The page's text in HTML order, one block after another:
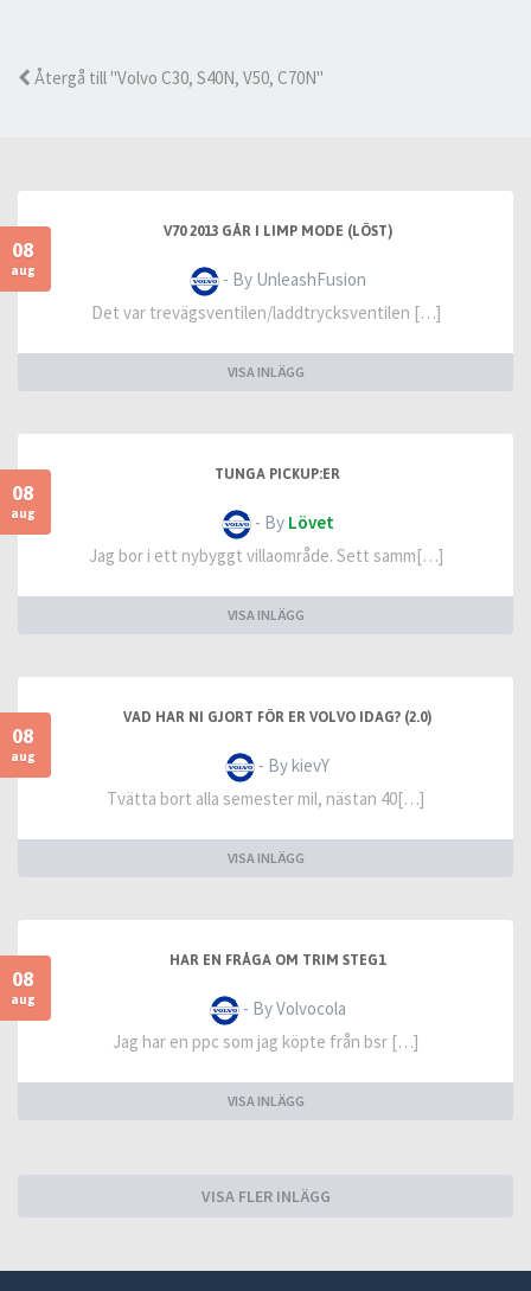
Återgå till "Volvo C30, S40N, V50, C70N"
08
aug
V70 2013 GÅR I LIMP MODE (LÖST)
- By UnleashFusion
Det var trevägsventilen/laddtrycksventilen […]
VISA INLÄGG
08
aug
TUNGA PICKUP:ER
- By Lövet
Jag bor i ett nybyggt villaområde. Sett samm[…]
VISA INLÄGG
08
aug
VAD HAR NI GJORT FÖR ER VOLVO IDAG? (2.0)
- By kievY
Tvätta bort alla semester mil, nästan 40[…]
VISA INLÄGG
08
aug
HAR EN FRÅGA OM TRIM STEG1
- By Volvocola
Jag har en ppc som jag köpte från bsr […]
VISA INLÄGG
VISA FLER INLÄGG